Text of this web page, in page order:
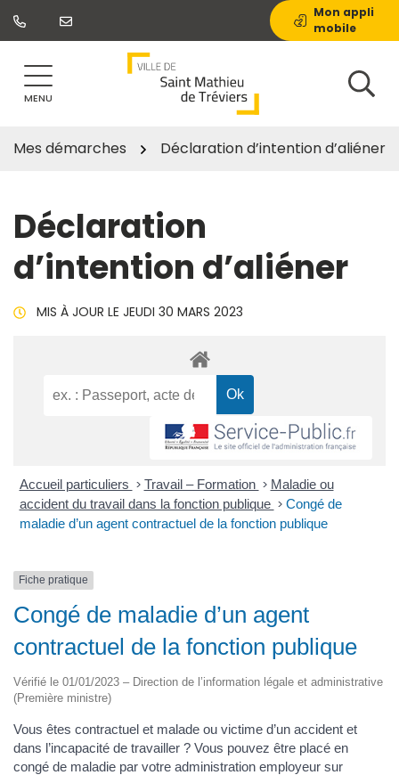
Aller
Mon appli
mobile
MENU
Mes démarches Déclaration d’intention d’aliéner
Déclaration
d’intention d’aliéner
MIS À JOUR LE JEUDI 30 MARS 2023
Accueil particuliers > Travail – Formation > Maladie ou
accident du travail dans la fonction publique > Congé de
maladie d’un agent contractuel de la fonction publique
Fiche pratique
Congé de maladie d’un agent
contractuel de la fonction publique
Vérifié le 01/01/2023 – Direction de l’information légale et administrative
(Première ministre)
Vous êtes contractuel et malade ou victime d’un accident et
dans l’incapacité de travailler ? Vous pouvez être placé en
congé de maladie par votre administration employeur sur